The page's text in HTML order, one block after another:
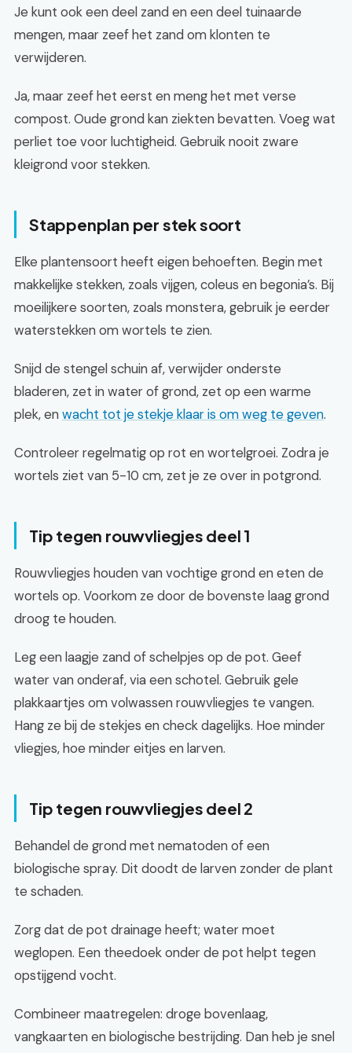
Je kunt ook een deel zand en een deel tuinaarde
mengen, maar zeef het zand om klonten te
verwijderen.
Ja, maar zeef het eerst en meng het met verse
compost. Oude grond kan ziekten bevatten. Voeg wat
perliet toe voor luchtigheid. Gebruik nooit zware
kleigrond voor stekken.
Stappenplan per stek soort
Elke plantensoort heeft eigen behoeften. Begin met
makkelijke stekken, zoals vijgen, coleus en begonia’s. Bij
moeilijkere soorten, zoals monstera, gebruik je eerder
waterstekken om wortels te zien.
Snijd de stengel schuin af, verwijder onderste
bladeren, zet in water of grond, zet op een warme
plek, enwacht tot je stekje klaar is om weg te geven.
Controleer regelmatig op rot en wortelgroei. Zodra je
wortels ziet van 5-10 cm, zet je ze over in potgrond.
Tip tegen rouwvliegjes deel 1
Rouwvliegjes houden van vochtige grond en eten de
wortels op. Voorkom ze door de bovenste laag grond
droog te houden.
Leg een laagje zand of schelpjes op de pot. Geef
water van onderaf, via een schotel. Gebruik gele
plakkaartjes om volwassen rouwvliegjes te vangen.
Hang ze bij de stekjes en check dagelijks. Hoe minder
vliegjes, hoe minder eitjes en larven.
Tip tegen rouwvliegjes deel 2
Behandel de grond met nematoden of een
biologische spray. Dit doodt de larven zonder de plant
te schaden.
Zorg dat de pot drainage heeft; water moet
weglopen. Een theedoek onder de pot helpt tegen
opstijgend vocht.
Combineer maatregelen: droge bovenlaag,
vangkaarten en biologische bestrijding. Dan heb je snel